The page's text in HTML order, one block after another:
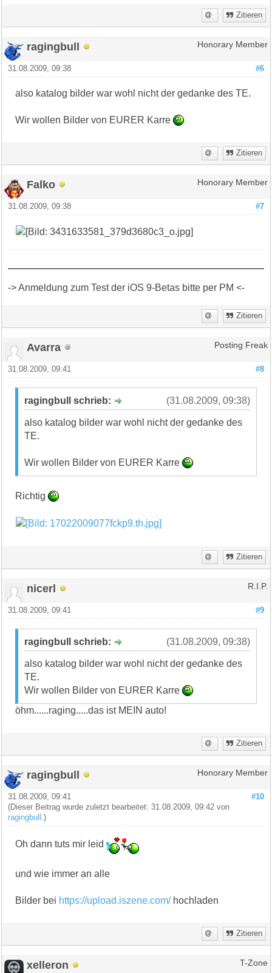
Zitieren
ragingbull Honorary Member
#6
31.08.2009, 09:38
also katalog bilder war wohl nicht der gedanke des TE.
Wir wollen Bilder von EURER Karre
Zitieren
Falko Honorary Member
#7
31.08.2009, 09:38
-> Anmeldung zum Test der iOS 9-Betas bitte per PM <-
Zitieren
Avarra Posting Freak
#8
31.08.2009, 09:41
(31.08.2009, 09:38)
ragingbull schrieb:
also katalog bilder war wohl nicht der gedanke des
TE.
Wir wollen Bilder von EURER Karre
Richtig
Zitieren
nicerl R.I.P.
#9
31.08.2009, 09:41
(31.08.2009, 09:38)
ragingbull schrieb:
also katalog bilder war wohl nicht der gedanke des
TE.
Wir wollen Bilder von EURER Karre
öhm......raging.....das ist MEIN auto!
Zitieren
ragingbull Honorary Member
#10
31.08.2009, 09:41
(Dieser Beitrag wurde zuletzt bearbeitet: 31.08.2009, 09:42 von
ragingbull
.)
Oh dann tuts mir leid
und wie immer an alle
Bilder bei https://upload.iszene.com/hochladen
Zitieren
xelleron T-Zone